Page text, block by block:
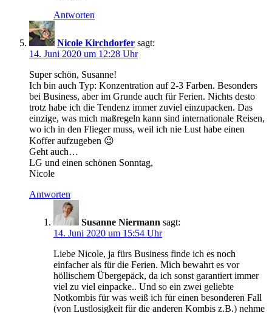
Antworten
Nicole Kirchdorfer sagt:
14. Juni 2020 um 12:28 Uhr
Super schön, Susanne!
Ich bin auch Typ: Konzentration auf 2-3 Farben. Besonders
bei Business, aber im Grunde auch für Ferien. Nichts desto
trotz habe ich die Tendenz immer zuviel einzupacken. Das
einzige, was mich maßregeln kann sind internationale Reisen,
wo ich in den Flieger muss, weil ich nie Lust habe einen
Koffer aufzugeben 😉
Geht auch…
LG und einen schönen Sonntag,
Nicole
Antworten
Susanne Niermann sagt:
14. Juni 2020 um 15:54 Uhr
Liebe Nicole, ja fürs Business finde ich es noch
einfacher als für die Ferien. Mich bewahrt es vor
höllischem Übergepäck, da ich sonst garantiert immer
viel zu viel einpacke.. Und so ein zwei geliebte
Notkombis für was weiß ich für einen besonderen Fall
(von Lustlosigkeit für die anderen Kombis z.B.) nehme